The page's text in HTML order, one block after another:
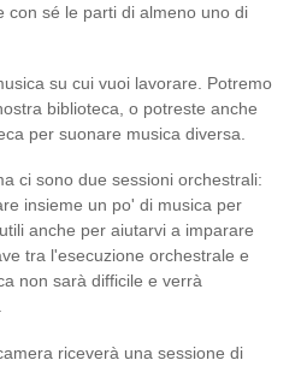
con sé le parti di almeno uno di
su cui vuoi lavorare. Potremo
biblioteca, o potreste anche
per suonare musica diversa.
ci sono due sessioni orchestrali:
insieme un po' di musica per
anche per aiutarvi a imparare
tra l'esecuzione orchestrale e
non sarà difficile e verrà
riceverà una sessione di